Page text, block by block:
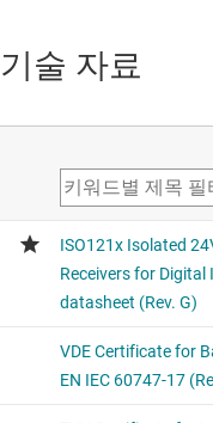
기술 자료